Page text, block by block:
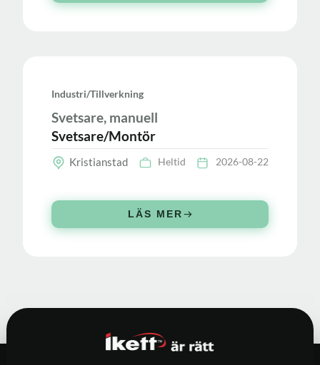
Industri/tillverkning
Svetsare, manuell
Svetsare/Montör
Kristianstad Heltid 2026-08-22
LÄS MER